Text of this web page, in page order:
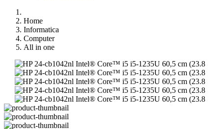
Home
Informatica
Computer
All in one